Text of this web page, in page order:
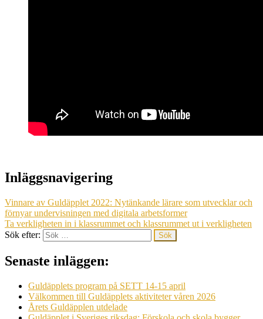
Inläggsnavigering
Vinnare av Guldäpplet 2022: Nytänkande lärare som utvecklar och
förnyar undervisningen med digitala arbetsformer
Ta verkligheten in i klassrummet och klassrummet ut i verkligheten
Sök efter:
Senaste inläggen:
Guldäpplets program på SETT 14-15 april
Välkommen till Guldäpplets aktiviteter våren 2026
Årets Guldäpplen utdelade